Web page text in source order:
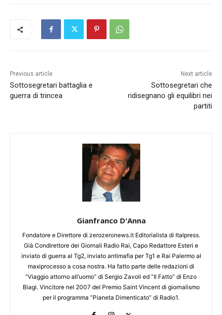
Previous article
Sottosegretari battaglia e
guerra di trincea
Next article
Sottosegretari che
ridisegnano gli equilibri nei
partiti
Gianfranco D'Anna
Fondatore e Direttore di zerozeronews.it Editorialista di Italpress.
Già Condirettore dei Giornali Radio Rai, Capo Redattore Esteri e
inviato di guerra al Tg2, inviato antimafia per Tg1 e Rai Palermo al
maxiprocesso a cosa nostra. Ha fatto parte delle redazioni di
“Viaggio attorno all’uomo” di Sergio Zavoli ed “Il Fatto” di Enzo
Biagi. Vincitore nel 2007 del Premio Saint Vincent di giornalismo
per il programma “Pianeta Dimenticato” di Radio1.